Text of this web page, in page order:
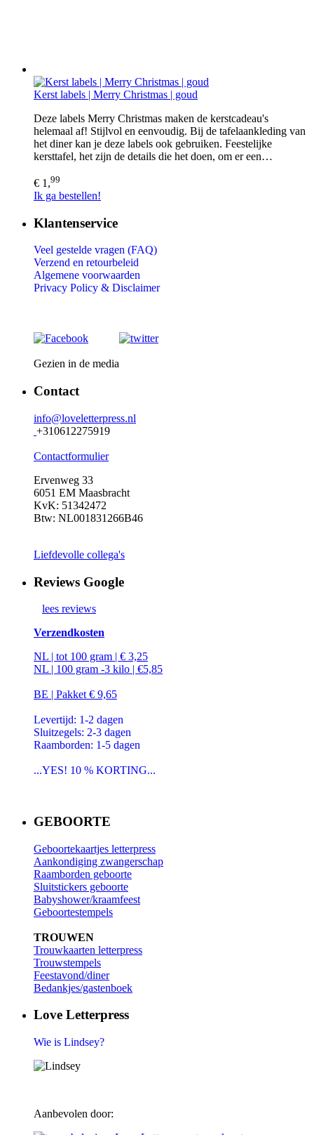
Kerst labels | Merry Christmas | goud
Deze labels Merry Christmas maken de kerstcadeau's
helemaal af! Stijlvol en eenvoudig. Bij de tafelaankleding van
het diner kan je deze labels ook gebruiken. Feestelijke
kersttafel, het zijn de details die het doen, om er een…
€ 1,99
Ik ga bestellen!
Klantenservice
Veel gestelde vragen (FAQ)
Verzend en retourbeleid
Algemene voorwaarden
Privacy Policy & Disclaimer
Gezien in de media
Contact
info@loveletterpress.nl
+310612275919
Contactformulier
Ervenweg 33
6051 EM Maasbracht
KvK: 51342472
Btw: NL001831266B46
Liefdevolle collega's
Reviews Google
lees reviews
Verzendkosten
NL | tot 100 gram | € 3,25
NL | 100 gram -3 kilo | €5,85
BE | Pakket € 9,65
Levertijd: 1-2 dagen
Sluitzegels: 2-3 dagen
Raamborden: 1-5 dagen
...YES! 10 % KORTING...
GEBOORTE
Geboortekaartjes letterpress
Aankondiging zwangerschap
Raamborden geboorte
Sluitstickers geboorte
Babyshower/kraamfeest
Geboortestempels
TROUWEN
Trouwkaarten letterpress
Trouwstempels
Feestavond/diner
Bedankjes/gastenboek
Love Letterpress
Wie is Lindsey?
Aanbevolen door: